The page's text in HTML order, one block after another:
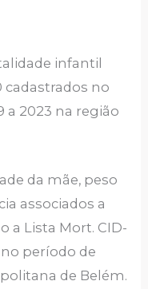
infantil
cadastrados no
a 2023 na região
da mãe, peso
associados a
a Lista Mort. CID-
no período de
de Belém.